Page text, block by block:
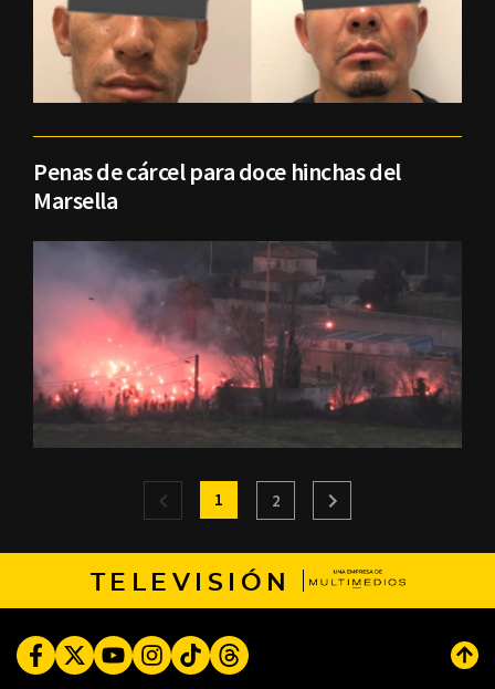
Penas de cárcel para doce hinchas del
Marsella
1 2
TELEVISIÓN
FacebookTwitterYoutubeInstagram
TikTokThreads